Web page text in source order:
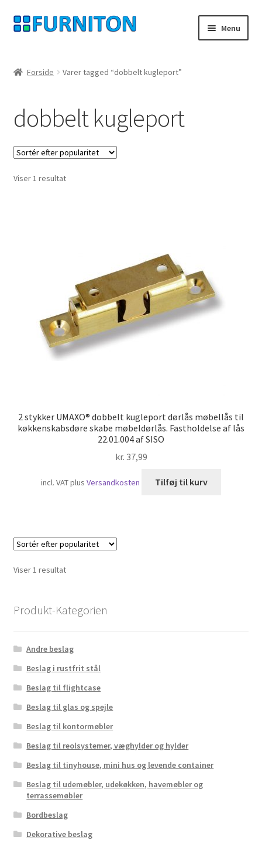
Spring
til
Spring
til
Menu
privatliv
fortrydelsesret
Kontakt
Forside Varer tagged “dobbelt kugleport”
dobbelt kugleport
Viser 1 resultat
2 stykker UMAXO® dobbelt kugleport dørlås møbellås til
køkkenskabsdøre skabe møbeldørlås. Fastholdelse af lås
22.01.004 af SISO
kr. 37,99
incl. VATplusVersandkosten Tilføj til kurv
Viser 1 resultat
Produkt-Kategorien
Andre beslag
Beslag i rustfrit stål
Beslag til flightcase
Beslag til glas og spejle
Beslag til kontormøbler
Beslag til reolsystemer, væghylder og hylder
Beslag til tinyhouse, mini hus og levende container
Beslag til udemøbler, udekøkken, havemøbler og
terrassemøbler
Bordbeslag
Dekorative beslag